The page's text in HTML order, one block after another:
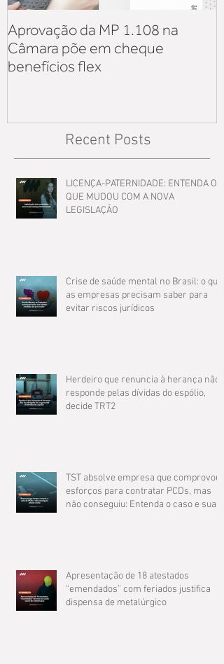
Aprovação da MP 1.108 na
Câmara põe em cheque
benefícios flex
Recent Posts
LICENÇA-PATERNIDADE: ENTENDA O
QUE MUDOU COM A NOVA
LEGISLAÇÃO
Crise de saúde mental no Brasil: o que
as empresas precisam saber para
evitar riscos jurídicos
Herdeiro que renuncia à herança não
responde pelas dívidas do espólio,
decide TRT2
TST absolve empresa que comprovou
esforços para contratar PCDs, mas
não conseguiu: Entenda o caso e suas
Apresentação de 18 atestados
“emendados” com feriados justifica
dispensa de metalúrgico